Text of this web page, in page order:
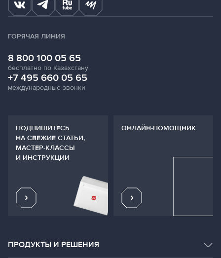
ГОРЯЧАЯ ЛИНИЯ
8 800 100 05 65
бесплатно по Казахстану
+7 495 660 05 65
международные звонки
ПОДПИШИТЕСЬ
НА СВЕЖИЕ СТАТЬИ,
МАСТЕР-КЛАССЫ
И ИНСТРУКЦИИ
ОНЛАЙН-ПОМОЩНИК
ПРОДУКТЫ И РЕШЕНИЯ